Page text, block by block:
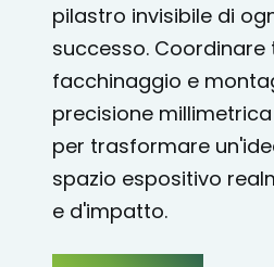
pilastro invisibile di
successo. Coordinare
facchinaggio e
precisione
per trasformare
spazio espositivo
e d'impatto.